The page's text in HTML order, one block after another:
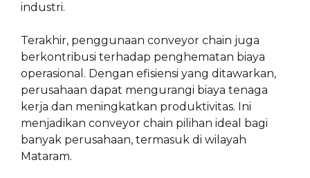
industri.
Terakhir, penggunaan conveyor chain juga
berkontribusi terhadap penghematan biaya
operasional. Dengan efisiensi yang ditawarkan,
perusahaan dapat mengurangi biaya tenaga
kerja dan meningkatkan produktivitas. Ini
menjadikan conveyor chain pilihan ideal bagi
banyak perusahaan, termasuk di wilayah
Mataram.